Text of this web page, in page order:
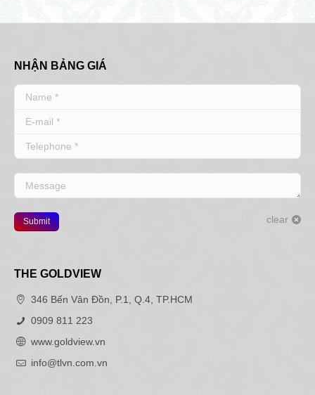
NHẬN BẢNG GIÁ
Name *
E-mail *
Telephone *
Message
Submit clear
THE GOLDVIEW
346 Bến Vân Đồn, P.1, Q.4, TP.HCM
0909 811 223
www.goldview.vn
info@tlvn.com.vn